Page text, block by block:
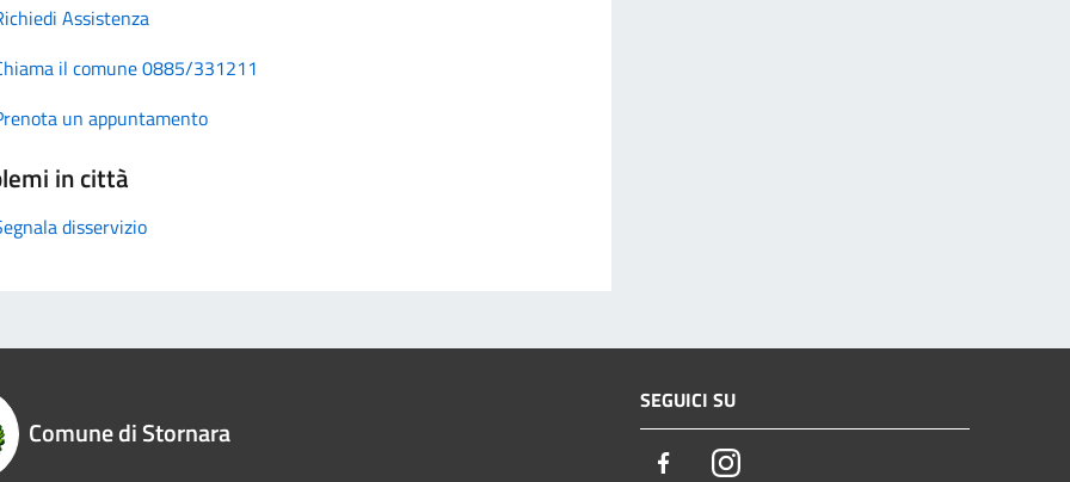
Assistenza
il comune 0885/331211
un appuntamento
in città
disservizio
Comune di Stornara
SEGUICI SU
FacebookInstagram